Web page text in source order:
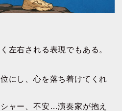
左右される表現でもある。
にし、心を落ち着けてくれ
ャー、不安…演奏家が抱え